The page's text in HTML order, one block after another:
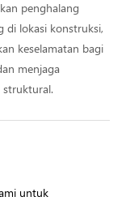
penghalang
di lokasi konstruksi,
keselamatan bagi
menjaga
struktural.
untuk